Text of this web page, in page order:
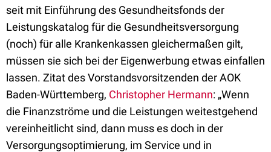
seit mit Einführung des Gesundheitsfonds der
Leistungskatalog für die Gesundheitsversorgung
(noch) für alle Krankenkassen gleichermaßen gilt,
müssen sie sich bei der Eigenwerbung etwas einfallen
lassen. Zitat des Vorstandsvorsitzenden der AOK
Baden-Württemberg, Christopher Hermann: „Wenn
die Finanzströme und die Leistungen weitestgehend
vereinheitlicht sind, dann muss es doch in der
Versorgungsoptimierung, im Service und in